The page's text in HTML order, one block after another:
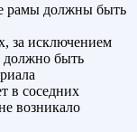
рамы должны быть
за исключением
быть
в соседних
возникало